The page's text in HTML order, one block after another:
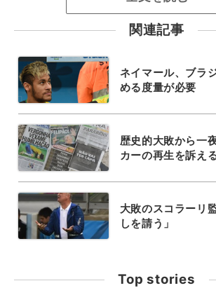
関連記事
ネイマール、ブラ
める度量が必要
歴史的大敗から一
カーの再生を訴え
大敗のスコラーリ
しを請う」
Top stories